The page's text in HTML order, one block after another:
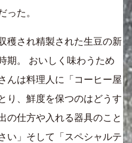
った。
穫され精製された生豆の新
期。 おいしく味わうため
んは料理人に「コーヒー屋
り、鮮度を保つのはどうす
の仕方や入れる器具のこと
い」そして「スペシャルテ